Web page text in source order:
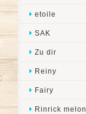
etoile
SAK
Zu dir
Reiny
Fairy
Rinrick melon